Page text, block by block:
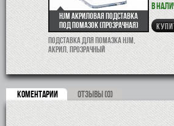
HJM Акриловая подставка
под помазок (прозрачная)
Подставка для помазка HJM,
акрил, прозрачный
В
КОМЕНТАРИИ ОТЗЫВЫ (0)